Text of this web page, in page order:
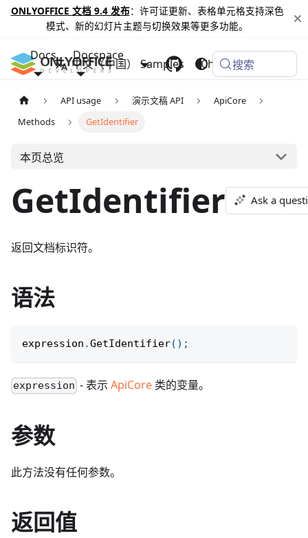
ONLYOFFICE 文档 9.4 发布：许可证更新、表格单元格支持深色
模式、新的幻灯片主题与切换效果等更多功能。
Docs Docspace
Samples Changelog
中文（中国） 搜索
API usage 演示文稿 API
ApiCore
Methods
GetIdentifier
本页总览
GetIdentifier Ask a
返回文档标识符。
语法
expression .GetIdentifier( ) ;
expression - 表示ApiCore 类的变量。
参数
此方法没有任何参数。
返回值